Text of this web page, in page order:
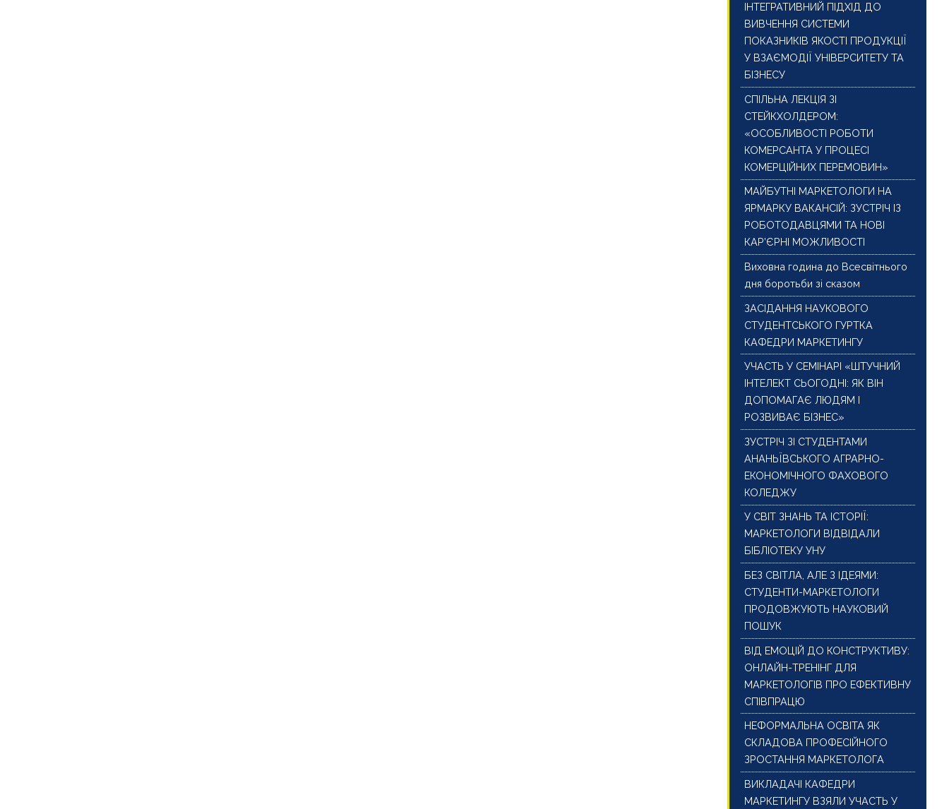
ІНТЕГРАТИВНИЙ ПІДХІД ДО
ВИВЧЕННЯ СИСТЕМИ
ПОКАЗНИКІВ ЯКОСТІ ПРОДУКЦІЇ
У ВЗАЄМОДІЇ УНІВЕРСИТЕТУ ТА
БІЗНЕСУ
СПІЛЬНА ЛЕКЦІЯ ЗІ
СТЕЙКХОЛДЕРОМ:
«ОСОБЛИВОСТІ РОБОТИ
КОМЕРСАНТА У ПРОЦЕСІ
КОМЕРЦІЙНИХ ПЕРЕМОВИН»
МАЙБУТНІ МАРКЕТОЛОГИ НА
ЯРМАРКУ ВАКАНСІЙ: ЗУСТРІЧ ІЗ
РОБОТОДАВЦЯМИ ТА НОВІ
КАР’ЄРНІ МОЖЛИВОСТІ
Виховна година до Всесвітнього
дня боротьби зі сказом
ЗАСІДАННЯ НАУКОВОГО
СТУДЕНТСЬКОГО ГУРТКА
КАФЕДРИ МАРКЕТИНГУ
УЧАСТЬ У СЕМІНАРІ «ШТУЧНИЙ
ІНТЕЛЕКТ СЬОГОДНІ: ЯК ВІН
ДОПОМАГАЄ ЛЮДЯМ І
РОЗВИВАЄ БІЗНЕС»
ЗУСТРІЧ ЗІ СТУДЕНТАМИ
АНАНЬЇВСЬКОГО АГРАРНО-
ЕКОНОМІЧНОГО ФАХОВОГО
КОЛЕДЖУ
У СВІТ ЗНАНЬ ТА ІСТОРІЇ:
МАРКЕТОЛОГИ ВІДВІДАЛИ
БІБЛІОТЕКУ УНУ
БЕЗ СВІТЛА, АЛЕ З ІДЕЯМИ:
СТУДЕНТИ-МАРКЕТОЛОГИ
ПРОДОВЖУЮТЬ НАУКОВИЙ
ПОШУК
ВІД ЕМОЦІЙ ДО КОНСТРУКТИВУ:
ОНЛАЙН-ТРЕНІНГ ДЛЯ
МАРКЕТОЛОГІВ ПРО ЕФЕКТИВНУ
СПІВПРАЦЮ
НЕФОРМАЛЬНА ОСВІТА ЯК
СКЛАДОВА ПРОФЕСІЙНОГО
ЗРОСТАННЯ МАРКЕТОЛОГА
ВИКЛАДАЧІ КАФЕДРИ
МАРКЕТИНГУ ВЗЯЛИ УЧАСТЬ У